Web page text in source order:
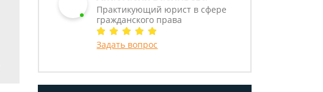
Практикующий юрист в сфере
гражданского права
Задать вопрос